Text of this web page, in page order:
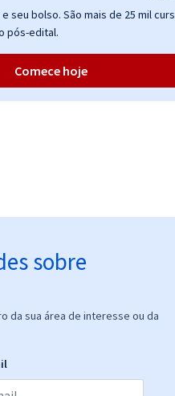
seu bolso. São mais de 25 mil
pós-edital.
Comece hoje
sobre
da sua área de interesse ou da